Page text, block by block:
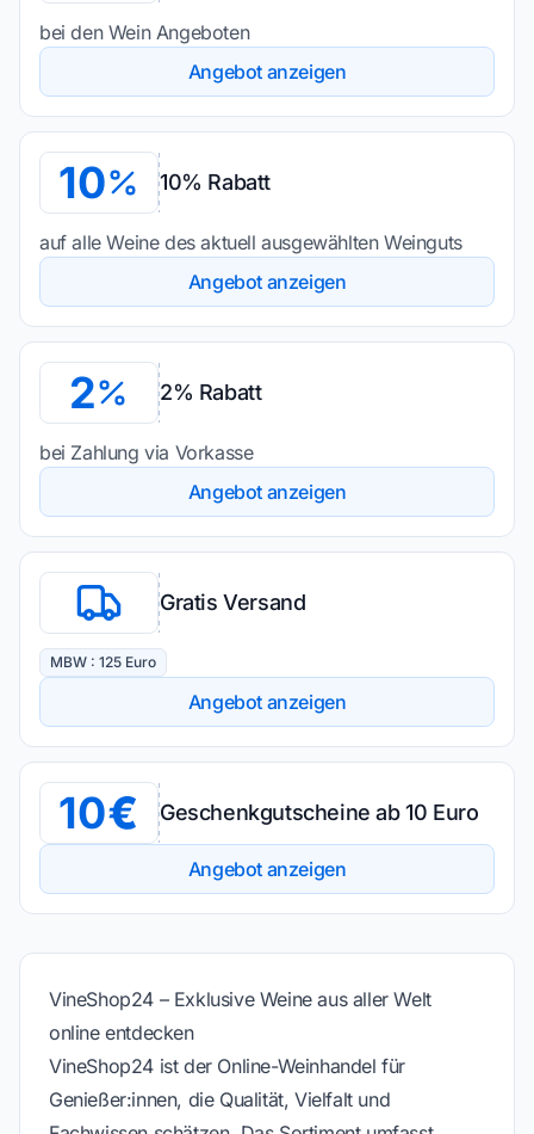
bei den Wein Angeboten
Angebot anzeigen
10 10% Rabatt
auf alle Weine des aktuell ausgewählten Weinguts
Angebot anzeigen
2 2% Rabatt
bei Zahlung via Vorkasse
Angebot anzeigen
Gratis Versand
MBW : 125 Euro
Angebot anzeigen
10 Geschenkgutscheine ab 10 Euro
Angebot anzeigen
VineShop24 – Exklusive Weine aus aller Welt
online entdecken
VineShop24 ist der Online-Weinhandel für
Genießer:innen, die Qualität, Vielfalt und